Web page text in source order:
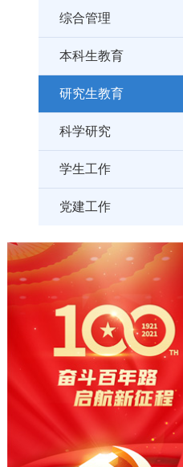
综合管理
本科生教育
研究生教育
科学研究
学生工作
党建工作